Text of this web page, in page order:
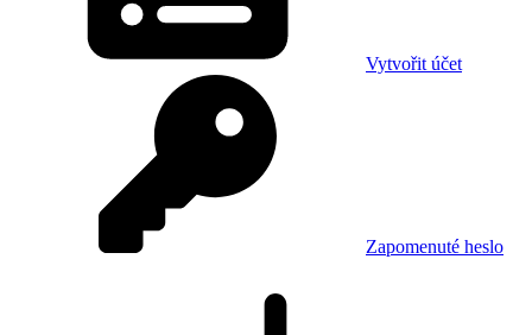
Vytvořit účet
Zapomenuté heslo